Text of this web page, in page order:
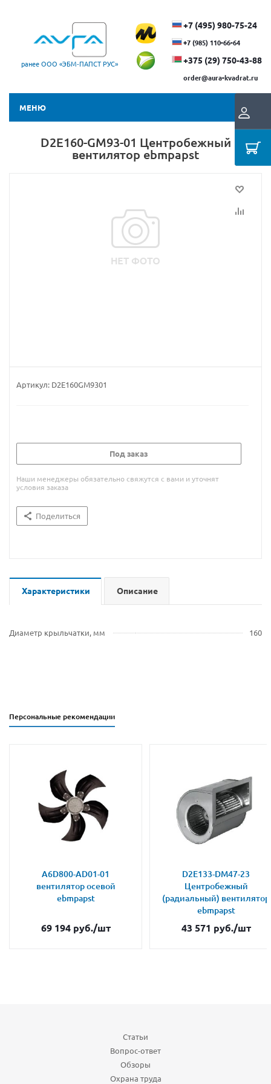
ранее ООО «ЭБМ‑ПАПСТ РУС»
+7 (495) 980-75-24
+7 (985) 110-66-64
+375 (29) ​750-43-88
order@aura-kvadrat.ru
МЕНЮ
D2E160-GM93-01 Центробежный
вентилятор ebmpapst
Артикул: D2E160GM9301
Под заказ
Наши менеджеры обязательно свяжутся с вами и уточнят
условия заказа
Поделиться
Характеристики Описание
Диаметр крыльчатки, мм 160
Персональные рекомендации
A6D800-AD01-01
вентилятор осевой
ebmpapst
69 194руб./шт
D2E133-DM47-23
Центробежный
(радиальный) вентилятор
ebmpapst
43 571 руб./шт
Статьи
Вопрос-ответ
Обзоры
Охрана труда